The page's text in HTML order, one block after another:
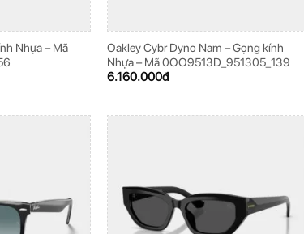
Nhựa – Mã
Oakley Cybr Dyno Nam – Gọng kính
Nhựa – Mã 0OO9513D_951305_139
6.160.000đ